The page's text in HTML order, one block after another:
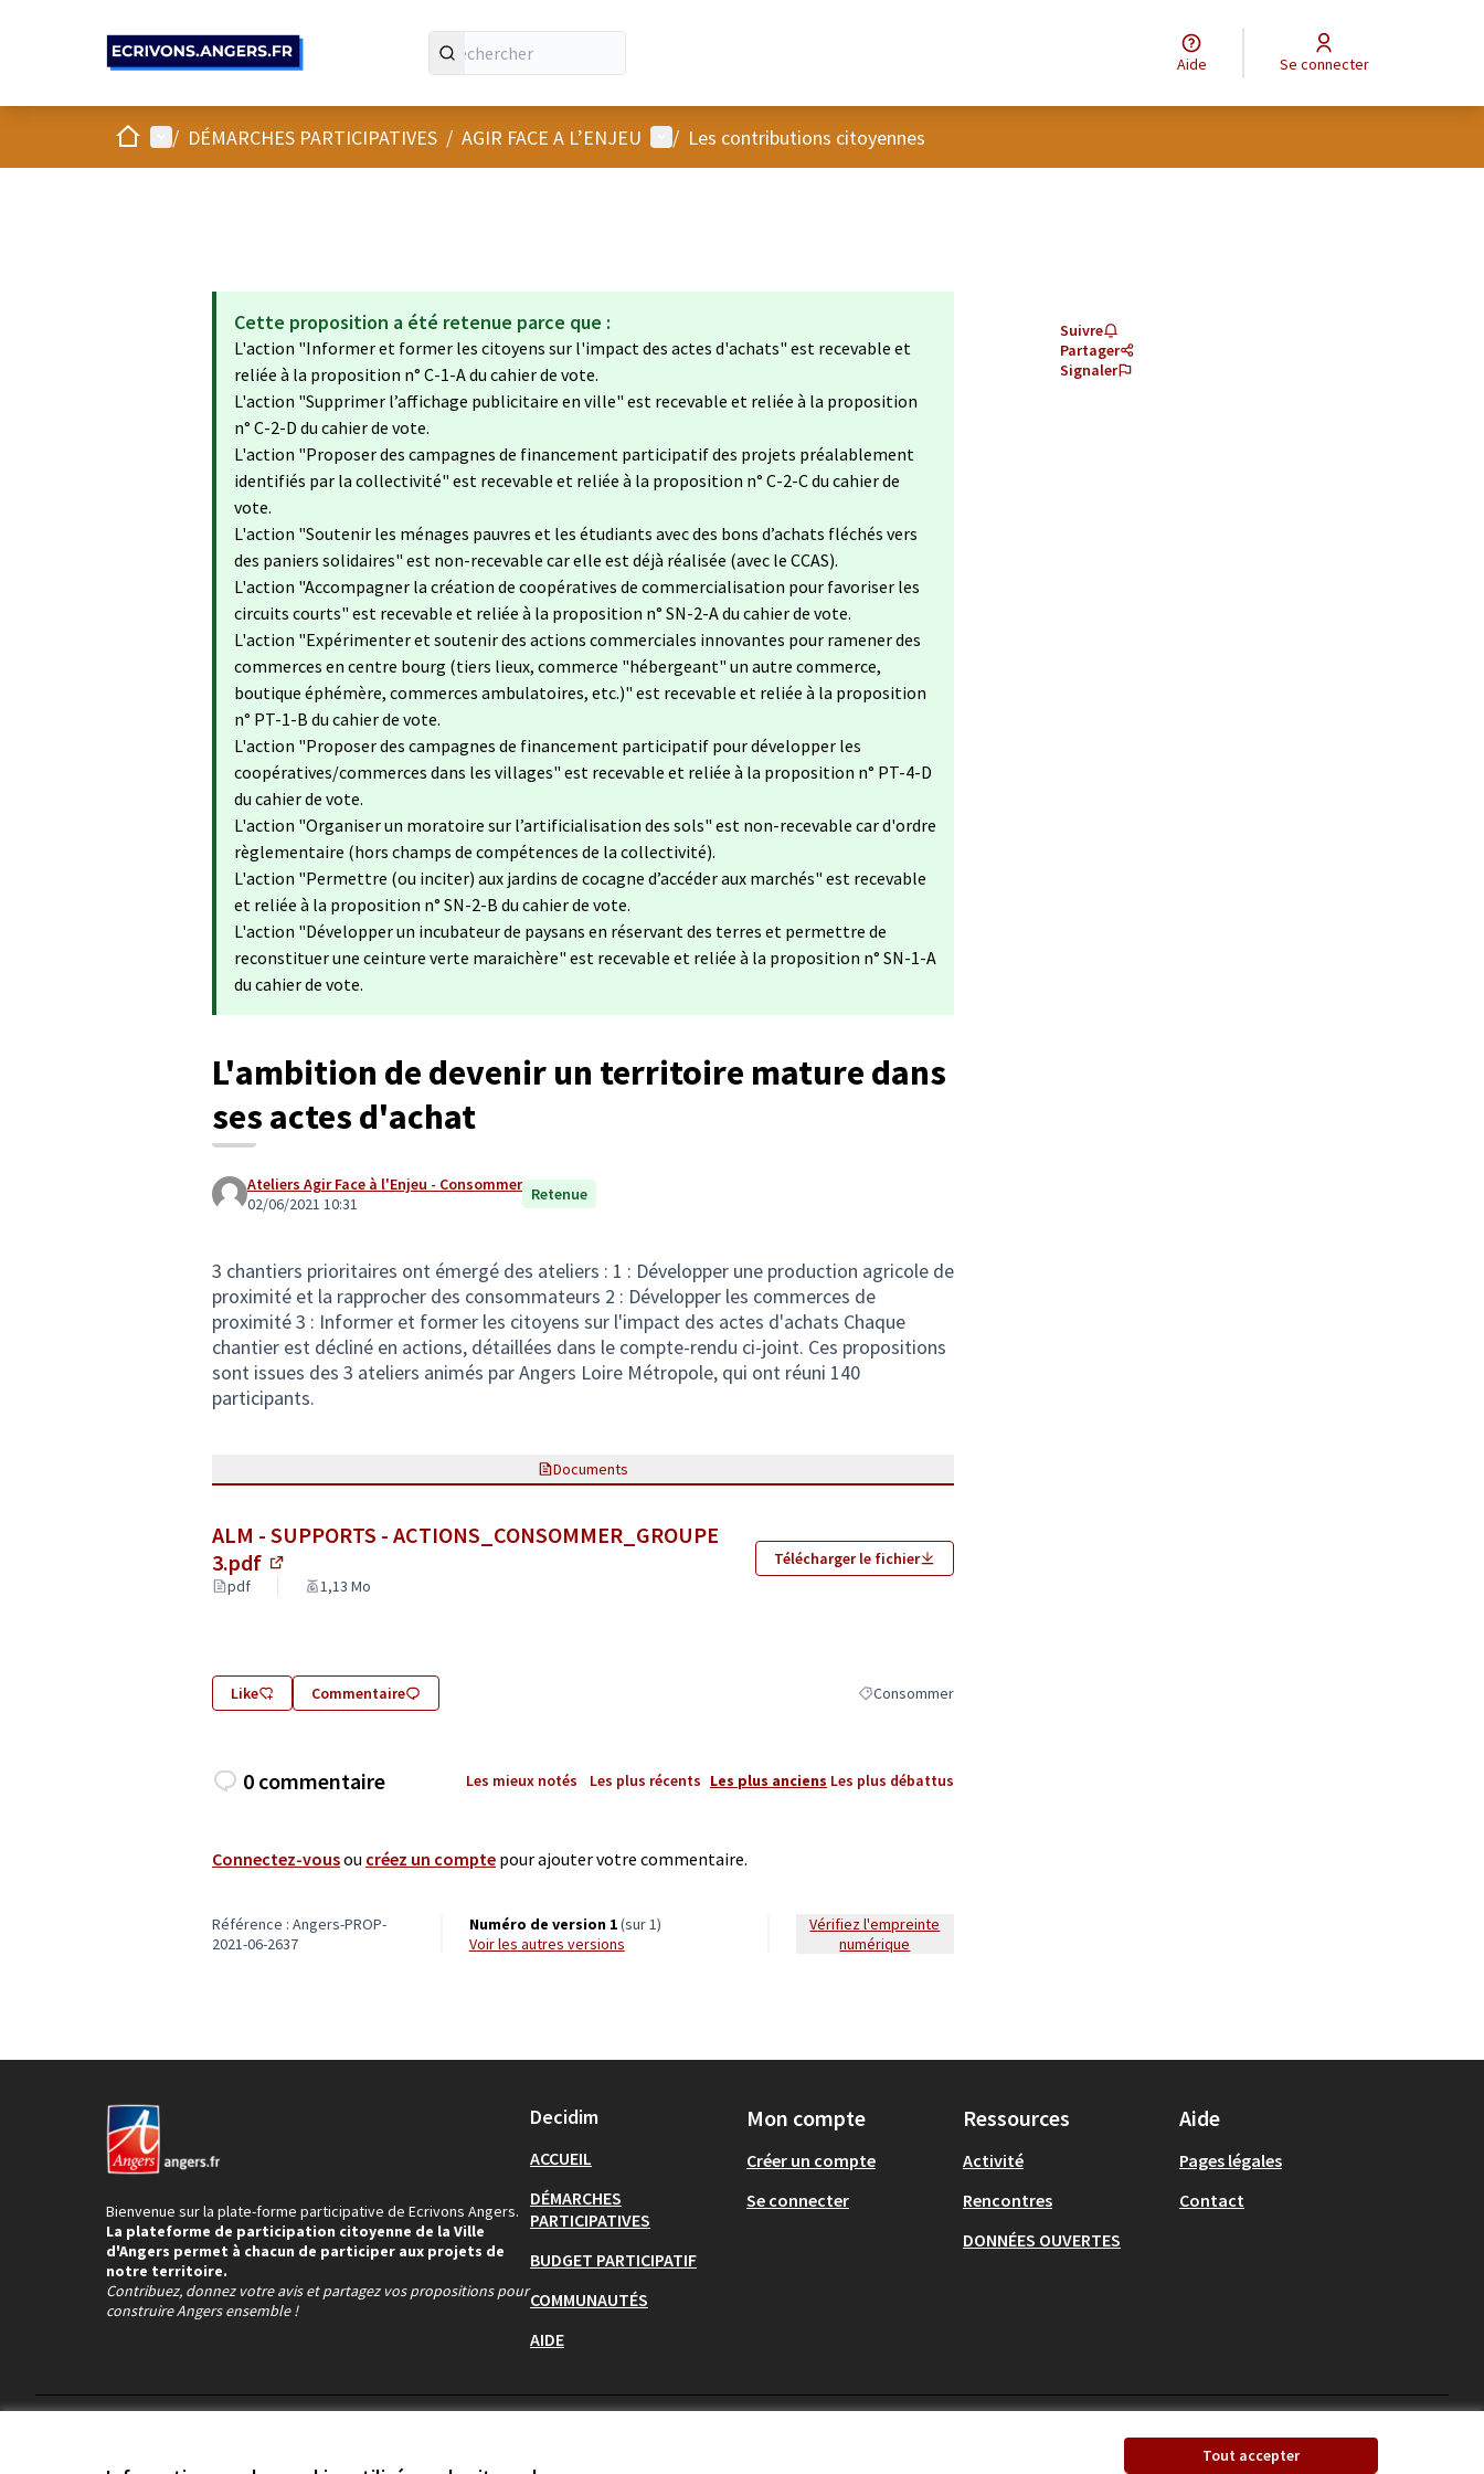
Tout accepter
Aide Se connecter
AccueilMenu principal
/ DÉMARCHES PARTICIPATIVES / AGIR FACE A L’ENJEU Menu utilisateur
/ Les contributions citoyennes
Cette proposition a été retenue parce que :
L'action "Informer et former les citoyens sur l'impact des actes d'achats" est recevable et
reliée à la proposition n° C-1-A du cahier de vote.
L'action "Supprimer l’affichage publicitaire en ville" est recevable et reliée à la proposition
n° C-2-D du cahier de vote.
L'action "Proposer des campagnes de financement participatif des projets préalablement
identifiés par la collectivité" est recevable et reliée à la proposition n° C-2-C du cahier de
vote.
L'action "Soutenir les ménages pauvres et les étudiants avec des bons d’achats fléchés vers
des paniers solidaires​​" est non-recevable car elle est déjà réalisée (avec le CCAS).
L'action "Accompagner la création de coopératives de commercialisation pour favoriser les
circuits courts​" est recevable et reliée à la proposition n° SN-2-A du cahier de vote.
L'action "Expérimenter et soutenir des actions commerciales innovantes pour ramener des
commerces en centre bourg (tiers lieux, commerce "hébergeant" un autre commerce,
boutique éphémère, commerces ambulatoires, etc.)" est recevable et reliée à la proposition
n° PT-1-B du cahier de vote.
L'action "Proposer des campagnes de financement participatif pour développer les
coopératives/commerces dans les villages​" est recevable et reliée à la proposition n° PT-4-D
du cahier de vote.
L'action "Organiser un moratoire sur l’artificialisation des sols​" est non-recevable car d'ordre
règlementaire (hors champs de compétences de la collectivité).
L'action "Permettre (ou inciter) aux jardins de cocagne d’accéder aux marchés" est recevable
et reliée à la proposition n° SN-2-B du cahier de vote.
L'action "Développer un incubateur de paysans en réservant des terres et permettre de
reconstituer une ceinture verte maraichère​" est recevable et reliée à la proposition n° SN-1-A
du cahier de vote.
L'ambition de devenir un territoire mature dans
ses actes d'achat
Ateliers Agir Face à l'Enjeu - Consommer
02/06/2021 10:31
Retenue
3 chantiers prioritaires ont émergé des ateliers : 1 : Développer une production agricole de
proximité et la rapprocher des consommateurs 2 : Développer les commerces de
proximité 3 : Informer et former les citoyens sur l'impact des actes d'achats Chaque
chantier est décliné en actions, détaillées dans le compte-rendu ci-joint. Ces propositions
sont issues des 3 ateliers animés par Angers Loire Métropole, qui ont réuni 140
participants.
Documents
ALM - SUPPORTS - ACTIONS_CONSOMMER_GROUPE
3.pdf
(Lien externe)
pdf 1,13 Mo
Télécharger le fichier
Like Commentaire Filtrer les résultats de la catégorie : Consommer
Consommer
Suivre
Partager
Signaler
0 commentaire Les mieux notés Les plus récents Les plus anciens Les plus débattus
Connectez-vousou créez un compte pour ajouter votre commentaire.
Référence : Angers-PROP-
2021-06-2637
Numéro de version 1(sur 1)
voir les autres versions
Vérifiez l'empreinte
numérique
Bienvenue sur la plate-forme participative de Ecrivons Angers.
La plateforme de participation citoyenne de la Ville
d'Angers permet à chacun de participer aux projets de
notre territoire.
Contribuez, donnez votre avis et partagez vos propositions pour
construire Angers ensemble !
Decidim
ACCUEIL
DÉMARCHES
PARTICIPATIVES
BUDGET PARTICIPATIF
COMMUNAUTÉS
AIDE
Mon compte
Créer un compte
Se connecter
Ressources
Activité
Rencontres
DONNÉES OUVERTES
Aide
Pages légales
Contact
(Lien externe)(Lien externe)